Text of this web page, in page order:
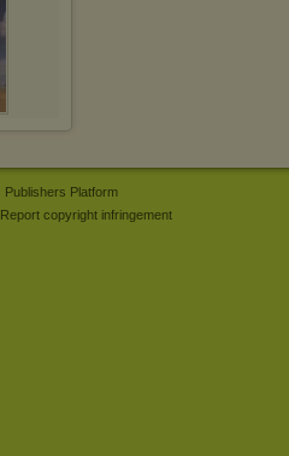
Publishers Platform
Report copyright infringement